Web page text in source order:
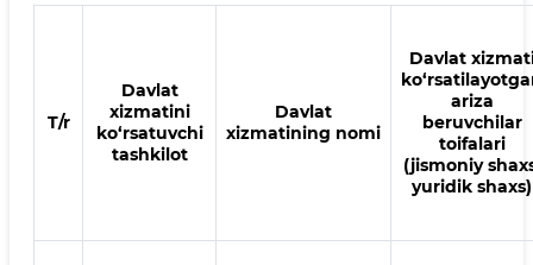
T/r
Davlat
xizmatini
ko‘rsatuvchi
tashkilot
Davlat
xizmatining nomi
Davlat
ariza
beruvchilar
toifalari
(jismoniy
yuridik shaxs)